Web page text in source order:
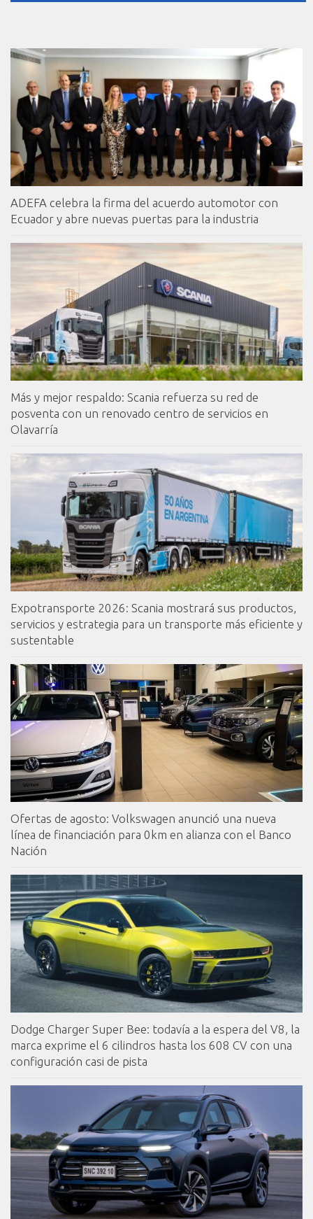
ADEFA celebra la firma del acuerdo automotor con
Ecuador y abre nuevas puertas para la industria
Más y mejor respaldo: Scania refuerza su red de
posventa con un renovado centro de servicios en
Olavarría
Expotransporte 2026: Scania mostrará sus productos,
servicios y estrategia para un transporte más eficiente y
sustentable
Ofertas de agosto: Volkswagen anunció una nueva
línea de financiación para 0km en alianza con el Banco
Nación
Dodge Charger Super Bee: todavía a la espera del V8, la
marca exprime el 6 cilindros hasta los 608 CV con una
configuración casi de pista